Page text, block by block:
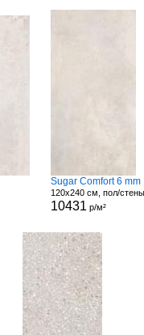
Sugar Comfort 6 mm
120x240 см, пол/стены
10431 р/м²